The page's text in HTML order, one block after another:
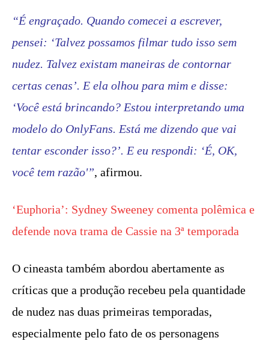
“É engraçado. Quando comecei a escrever,
pensei: ‘Talvez possamos filmar tudo isso sem
nudez. Talvez existam maneiras de contornar
certas cenas’. E ela olhou para mim e disse:
‘Você está brincando? Estou interpretando uma
modelo do OnlyFans. Está me dizendo que vai
tentar esconder isso?’. E eu respondi: ‘É, OK,
você tem razão'”, afirmou.
‘Euphoria’: Sydney Sweeney comenta polêmica e
defende nova trama de Cassie na 3ª temporada
O cineasta também abordou abertamente as
críticas que a produção recebeu pela quantidade
de nudez nas duas primeiras temporadas,
especialmente pelo fato de os personagens